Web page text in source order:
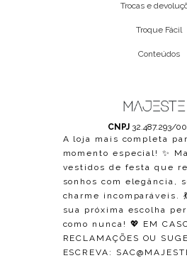
Trocas e
Troque Fácil
Conteúdos
CNPJ 32.487.293/
A loja mais completa
momento especial! ✨
vestidos de festa que
sonhos com elegância,
charme incomparáveis.
sua próxima escolha
como nunca! 💖 EM
RECLAMAÇÕES OU
ESCREVA: